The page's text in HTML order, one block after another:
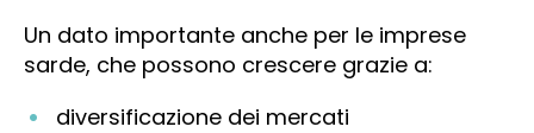
Un dato importante anche per le imprese
sarde, che possono crescere grazie a:
diversificazione dei mercati